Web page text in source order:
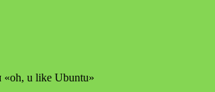
«oh, u like Ubuntu»